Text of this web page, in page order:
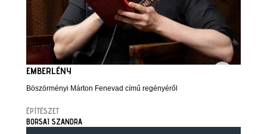
EMBERLÉNY
Böszörményi Márton Fenevad című regényéről
ÉPÍTÉSZET
BORSAI SZANDRA